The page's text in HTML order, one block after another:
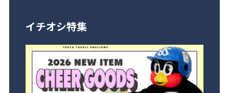
イチオシ特集